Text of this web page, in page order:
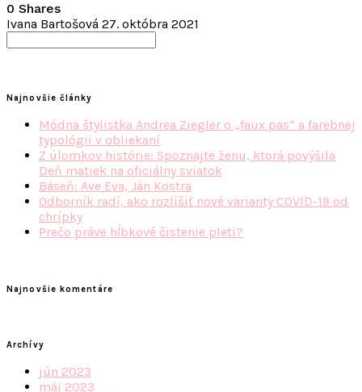
0 Shares
Ivana Bartošová 27. októbra 2021
Najnovšie články
Módna štylistka Andrea Ziegler o „faux pas“ a farebnej
typológii v obliekaní
Z úlomkov histórie: Spoznajte ženu, ktorá povýšila
Deň matiek na oficiálny sviatok
Báseň: Ave Eva, Ján Kostra
Odborník radí, ako rozlíšiť nové varianty COVID-19 od
chrípky
Prečo práve hĺbkové čistenie pleti?
Najnovšie komentáre
Archívy
jún 2023
máj 2023